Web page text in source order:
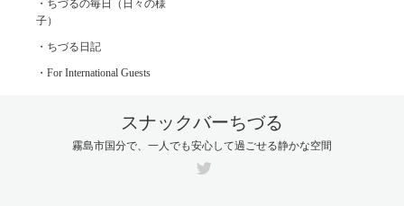
・ちづるの毎日（日々の様
子）
・ちづる日記
・For International Guests
スナックバーちづる
霧島市国分で、一人でも安心して過ごせる静かな空間